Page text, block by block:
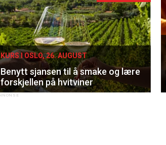
KURS I OSLO, 26. AUGUST
Benytt sjansen til å smake og lære
forskjellen på hvitviner